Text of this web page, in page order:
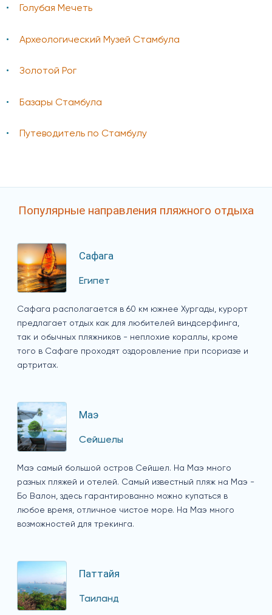
Голубая Мечеть
Археологический Музей Стамбула
Золотой Рог
Базары Стамбула
Путеводитель по Стамбулу
Популярные направления пляжного отдыха
Сафага
Египет
Сафага располагается в 60 км южнее Хургады, курорт
предлагает отдых как для любителей виндсерфинга,
так и обычных пляжников - неплохие кораллы, кроме
того в Сафаге проходят оздоровление при псориазе и
артритах.
Маэ
Сейшелы
Маэ самый большой остров Сейшел. На Маэ много
разных пляжей и отелей. Самый известный пляж на Маэ -
Бо Валон, здесь гарантированно можно купаться в
любое время, отличное чистое море. На Маэ много
возможностей для трекинга.
Паттайя
Таиланд